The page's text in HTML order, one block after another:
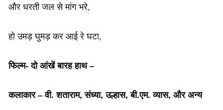
और धरती जल से मांग भरे,
हो उमड़ घुमड़ कर आई रे घटा,
फिल्म- दो आंखें बारह हाथ –
कलाकार – वी. शताराम, संध्या, उल्हास, बी.एम. व्यास, और अन्य